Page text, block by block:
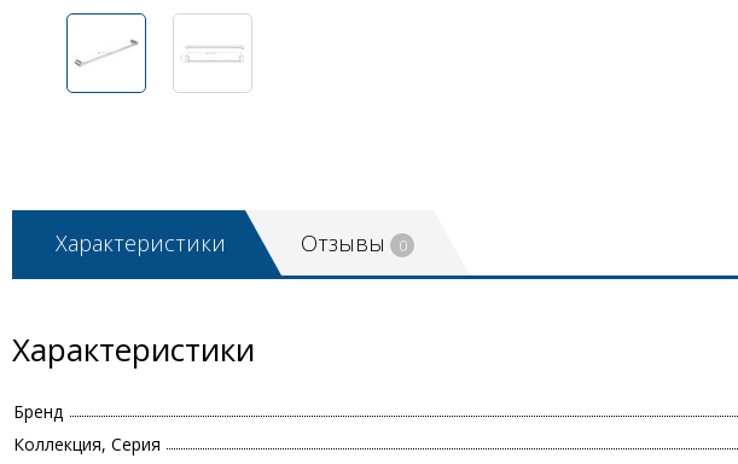
Характеристики Отзывы 0
Характеристики
Бренд
Коллекция, Серия